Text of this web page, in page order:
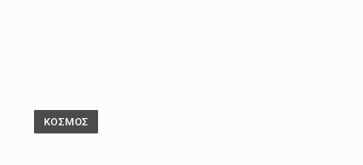
ΚΟΣΜΟΣ